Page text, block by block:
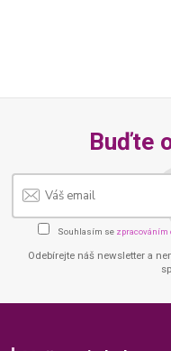
Buďte
Souhlasím se zpracováním
Odebírejte náš newsletter a